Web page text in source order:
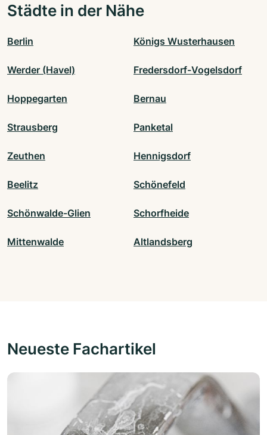
Städte in der Nähe
Berlin Königs Wusterhausen
Werder (Havel) Fredersdorf-Vogelsdorf
Hoppegarten Bernau
Strausberg Panketal
Zeuthen Hennigsdorf
Beelitz Schönefeld
Schönwalde-Glien Schorfheide
Mittenwalde Altlandsberg
Neueste Fachartikel